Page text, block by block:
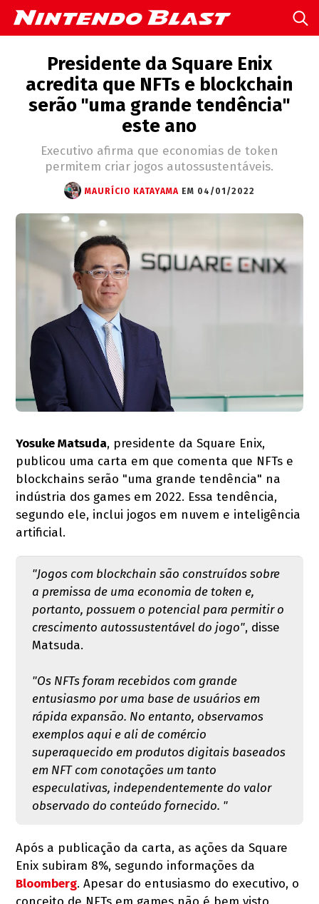
Presidente da Square Enix
acredita que NFTs e blockchain
serão "uma grande tendência"
este ano
Executivo afirma que economias de token
permitem criar jogos autossustentáveis.
MAURÍCIO KATAYAMA EM 04/01/2022
Yosuke Matsuda, presidente da Square Enix,
publicou uma carta em que comenta que NFTs e
blockchains serão "uma grande tendência" na
indústria dos games em 2022. Essa tendência,
segundo ele, inclui jogos em nuvem e inteligência
artificial.
"Jogos com blockchain são construídos sobre
a premissa de uma economia de token e,
portanto, possuem o potencial para permitir o
crescimento autossustentável do jogo", disse
Matsuda.
"Os NFTs foram recebidos com grande
entusiasmo por uma base de usuários em
rápida expansão. No entanto, observamos
exemplos aqui e ali de comércio
superaquecido em produtos digitais baseados
em NFT com conotações um tanto
especulativas, independentemente do valor
observado do conteúdo fornecido. "
Após a publicação da carta, as ações da Square
Enix subiram 8%, segundo informações da
Bloomberg. Apesar do entusiasmo do executivo, o